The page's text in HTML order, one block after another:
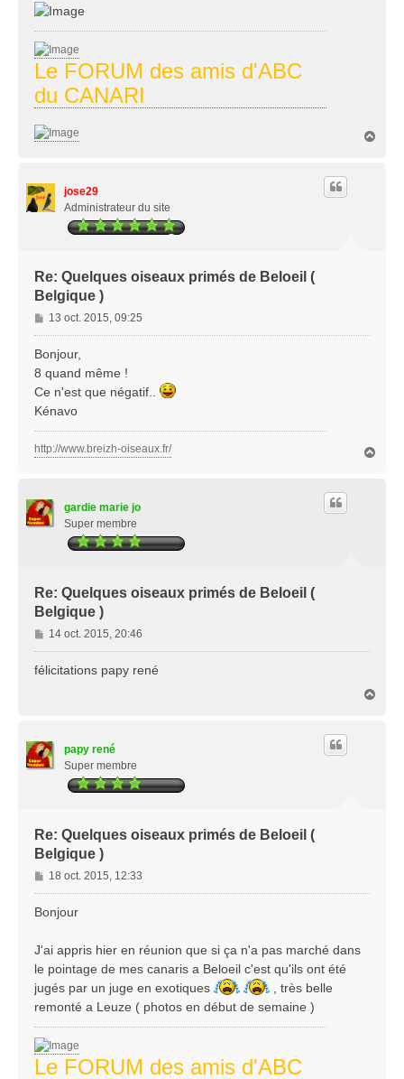
Le FORUM des amis d'ABC
du CANARI
jose29
Administrateur du site
Re: Quelques oiseaux primés de Beloeil (
Belgique )
M
e
s
a
g
e
13 oct. 2015, 09:25
Bonjour,
8 quand même !
Ce n'est que négatif..
Kénavo
http://www.breizh-oiseaux.fr/
gardie marie jo
Super membre
Re: Quelques oiseaux primés de Beloeil (
Belgique )
M
e
s
14 oct. 2015, 20:46
félicitations papy rené
papy rené
Super membre
Re: Quelques oiseaux primés de Beloeil (
Belgique )
M
e
s
g
e
18 oct. 2015, 12:33
Bonjour
J'ai appris hier en réunion que si ça n'a pas marché dans
le pointage de mes canaris a Beloeil c'est qu'ils ont été
jugés par un juge en exotiques
, très belle
remonté a Leuze ( photos en début de semaine )
Le FORUM des amis d'ABC